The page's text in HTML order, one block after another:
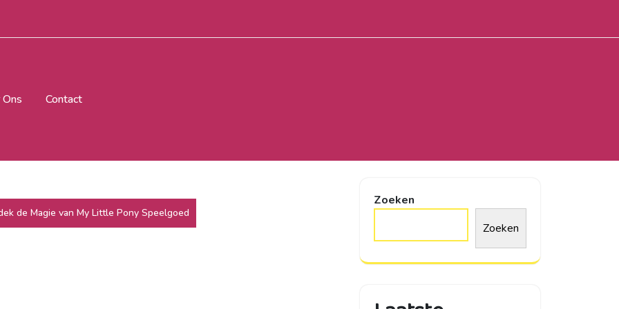
Contact
de Magie van My Little Pony Speelgoed
Zoeken
Zoeken